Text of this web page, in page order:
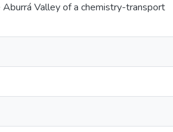
Valley of a chemistry-transport